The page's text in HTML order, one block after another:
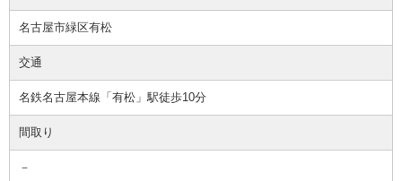
名古屋市緑区有松
交通
名鉄名古屋本線「有松」駅徒歩10分
間取り
－